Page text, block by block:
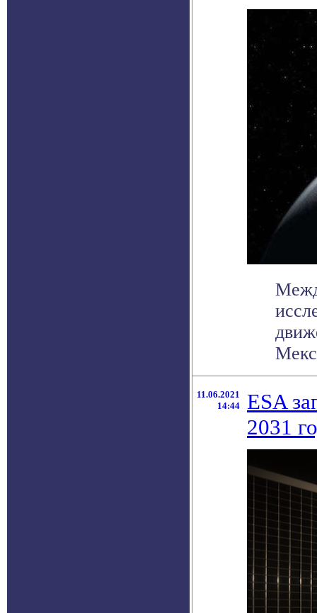
11.06.2021
14:44
ESA
2031